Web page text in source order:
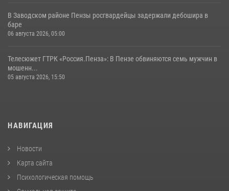
В Заводском районе Пензы росгвардейцы задержали дебошира в
баре
06 августа 2026, 05:00
Телесюжет ГТРК «Россия.Пенза»: В Пензе обвиняются семь мужчин в
мошенн...
05 августа 2026, 15:50
НАВИГАЦИЯ
Новости
Карта сайта
Психологическая помощь